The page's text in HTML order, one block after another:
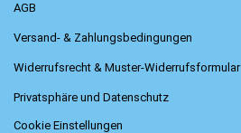
AGB
Versand- & Zahlungsbedingungen
Widerrufsrecht & Muster-Widerrufsformular
Privatsphäre und Datenschutz
Cookie Einstellungen